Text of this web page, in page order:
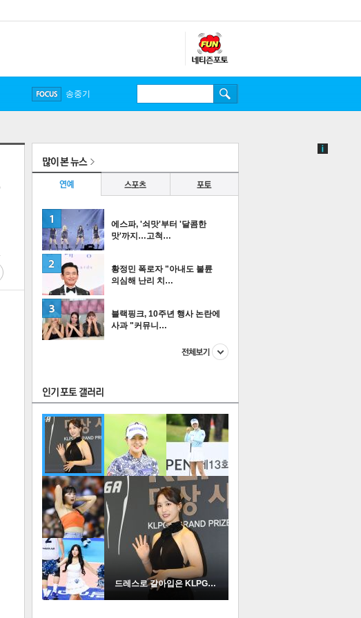
FOCUS
많이 본 뉴스
연예
스포츠 포토
에스파, '쇠맛'부터 '달콤한
맛'까지…고척…
2
황정민 폭로자 "아내도 불륜
의심해 난리 치…
블랙핑크, 10주년 행사 논란에
사과 "커뮤니…
드레스로 갈아입은 KLPGA …